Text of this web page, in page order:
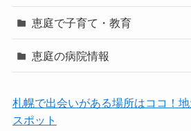
恵庭で子育て・教育
恵庭の病院情報
札幌で出会いがある場所はココ！
スポット